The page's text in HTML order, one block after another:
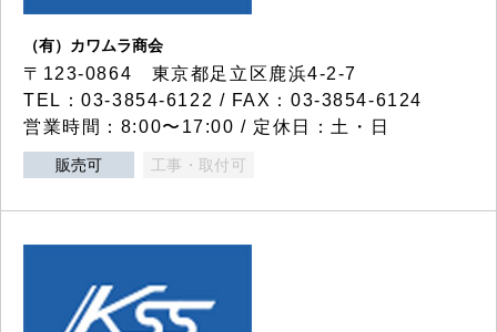
（有）カワムラ商会
〒123-0864 東京都足立区鹿浜4-2-7
TEL：03-3854-6122 / FAX：03-3854-6124
営業時間：8:00〜17:00 / 定休日：土・日
販売可 工事・取付可